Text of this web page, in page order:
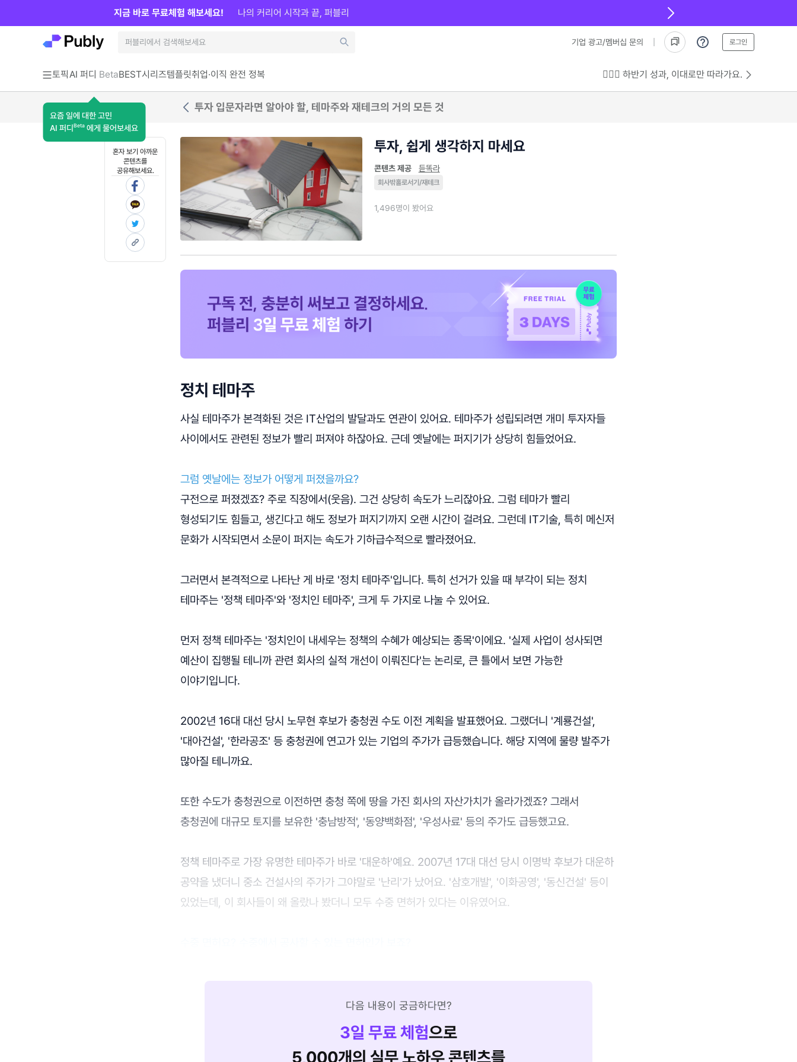
기업 광고/멤버십 문의 로그인
토픽AI 퍼디 Beta
요즘 일에 대한 고민
AI 퍼디 Beta 에게 물어보세요
BEST시리즈템플릿취업·이직 완전 정복 💁🏻‍♂️ 하반기 성과, 이대로만 따라가요.
지금 바로 무료체험 해보세요! 나의 커리어 시작과 끝, 퍼블리
투자 입문자라면 알아야 할, 테마주와 재테크의 거의 모든 것
혼자 보기 아까운
콘텐츠를
공유해보세요.
투자, 쉽게 생각하지 마세요
콘텐츠 제공 듣똑라
회사밖홀로서기/재테크
1,496명이 봤어요
정치 테마주
사실 테마주가 본격화된 것은 IT산업의 발달과도 연관이 있어요. 테마주가 성립되려면 개미 투자자들
사이에서도 관련된 정보가 빨리 퍼져야 하잖아요. 근데 옛날에는 퍼지기가 상당히 힘들었어요.
그럼 옛날에는 정보가 어떻게 퍼졌을까요?
구전으로 퍼졌겠죠? 주로 직장에서(웃음). 그건 상당히 속도가 느리잖아요. 그럼 테마가 빨리
형성되기도 힘들고, 생긴다고 해도 정보가 퍼지기까지 오랜 시간이 걸려요. 그런데 IT기술, 특히 메신저
문화가 시작되면서 소문이 퍼지는 속도가 기하급수적으로 빨라졌어요.
그러면서 본격적으로 나타난 게 바로 '정치 테마주'입니다. 특히 선거가 있을 때 부각이 되는 정치
테마주는 '정책 테마주'와 '정치인 테마주', 크게 두 가지로 나눌 수 있어요.
먼저 정책 테마주는 '정치인이 내세우는 정책의 수혜가 예상되는 종목'이에요. '실제 사업이 성사되면
예산이 집행될 테니까 관련 회사의 실적 개선이 이뤄진다'는 논리로, 큰 틀에서 보면 가능한
이야기입니다.
2002년 16대 대선 당시 노무현 후보가 충청권 수도 이전 계획을 발표했어요. 그랬더니 '계룡건설',
'대아건설', '한라공조' 등 충청권에 연고가 있는 기업의 주가가 급등했습니다. 해당 지역에 물량 발주가
많아질 테니까요.
또한 수도가 충청권으로 이전하면 충청 쪽에 땅을 가진 회사의 자산가치가 올라가겠죠? 그래서
충청권에 대규모 토지를 보유한 '충남방적', '동양백화점', '우성사료' 등의 주가도 급등했고요.
정책 테마주로 가장 유명한 테마주가 바로 '대운하'예요. 2007년 17대 대선 당시 이명박 후보가 대운하
공약을 냈더니 중소 건설사의 주가가 그야말로 '난리'가 났어요. '삼호개발', '이화공영', '동신건설' 등이
있었는데, 이 회사들이 왜 올랐나 봤더니 모두 수중 면허가 있다는 이유였어요.
다음 내용이 궁금하다면?
3일 무료 체험으로
5,000개의 실무 노하우 콘텐츠를